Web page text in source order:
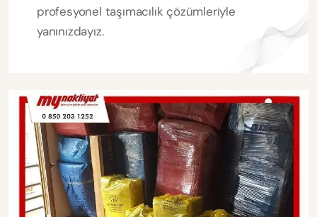
profesyonel taşımacılık çözümleriyle
yanınızdayız.